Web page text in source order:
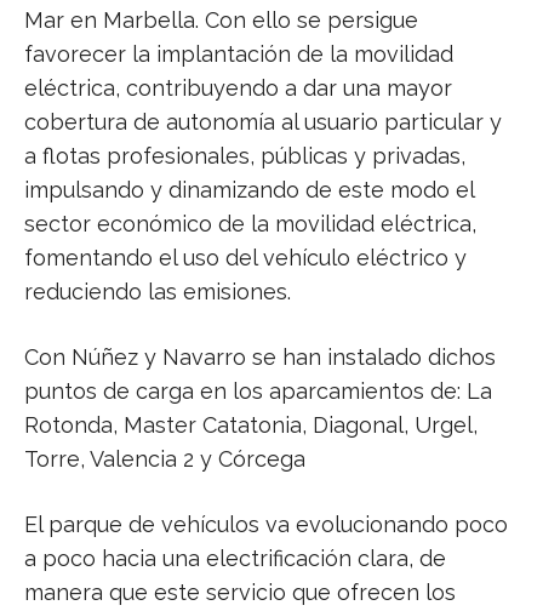
Mar en Marbella. Con ello se persigue
favorecer la implantación de la movilidad
eléctrica, contribuyendo a dar una mayor
cobertura de autonomía al usuario particular y
a flotas profesionales, públicas y privadas,
impulsando y dinamizando de este modo el
sector económico de la movilidad eléctrica,
fomentando el uso del vehículo eléctrico y
reduciendo las emisiones.
Con Núñez y Navarro se han instalado dichos
puntos de carga en los aparcamientos de: La
Rotonda, Master Catatonia, Diagonal, Urgel,
Torre, Valencia 2 y Córcega
El parque de vehículos va evolucionando poco
a poco hacia una electrificación clara, de
manera que este servicio que ofrecen los